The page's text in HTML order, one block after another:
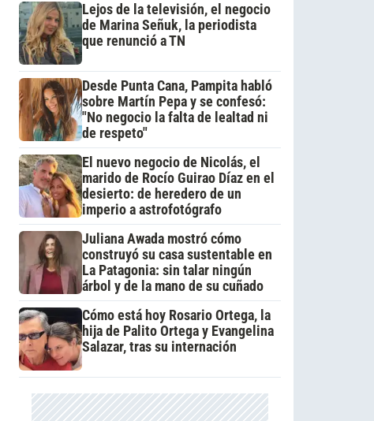
Lejos de la televisión, el negocio
de Marina Señuk, la periodista
que renunció a TN
Desde Punta Cana, Pampita habló
sobre Martín Pepa y se confesó:
"No negocio la falta de lealtad ni
de respeto"
El nuevo negocio de Nicolás, el
marido de Rocío Guirao Díaz en el
desierto: de heredero de un
imperio a astrofotógrafo
Juliana Awada mostró cómo
construyó su casa sustentable en
La Patagonia: sin talar ningún
árbol y de la mano de su cuñado
Cómo está hoy Rosario Ortega, la
hija de Palito Ortega y Evangelina
Salazar, tras su internación